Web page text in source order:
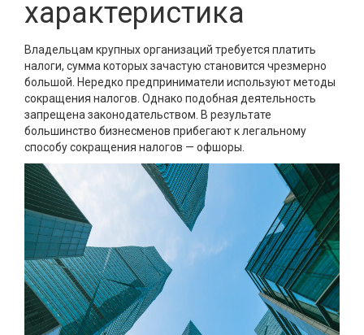
характеристика
Владельцам крупных организаций требуется платить
налоги, сумма которых зачастую становится чрезмерно
большой. Нередко предприниматели используют методы
сокращения налогов. Однако подобная деятельность
запрещена законодательством. В результате
большинство бизнесменов прибегают к легальному
способу сокращения налогов — офшоры.